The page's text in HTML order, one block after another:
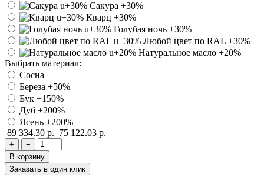
Сакура +30%
Кварц +30%
Голубая ночь +30%
Любой цвет по RAL +30%
Натуральное масло +20%
Выбрать материал:
Сосна
Береза +50%
Бук +150%
Дуб +200%
Ясень +200%
89 334.30 р. 75 122.03 р.
+
−
В корзину
Заказать в один клик